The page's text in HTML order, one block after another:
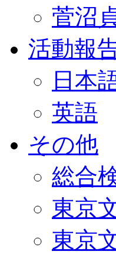
菅沼
活動報
日本
英語
その他
総合
東京
東京